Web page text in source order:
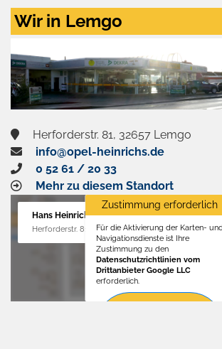
Zustimmen
aktivieren
Wir in Lemgo
Herforderstr. 81, 32657 Lemgo
info@opel-heinrichs.de
0 52 61 / 20 33
Mehr zu diesem Standort
Hans Heinrichs GmbH
Herforderstr. 81, 32657 Lemgo
Zustimmung erforderlich
Für die Aktivierung der Karten-
Navigationsdienste ist Ihre
Zustimmung zu den
Datenschutzrichtlinien vom
Drittanbieter Google LLC
erforderlich.